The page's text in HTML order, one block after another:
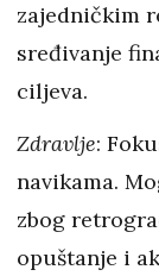
zajedničkim
sređivanje
ciljeva.
Zdravlje:
navikama.
zbog
opuštanje i